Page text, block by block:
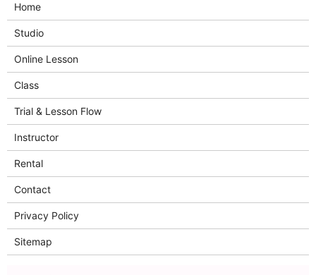
Home
Studio
Online Lesson
Class
Trial & Lesson Flow
Instructor
Rental
Contact
Privacy Policy
Sitemap